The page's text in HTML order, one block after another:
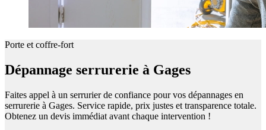
Porte et coffre-fort
Dépannage serrurerie à Gages
Faites appel à un serrurier de confiance pour vos dépannages en
serrurerie à Gages. Service rapide, prix justes et transparence totale.
Obtenez un devis immédiat avant chaque intervention !